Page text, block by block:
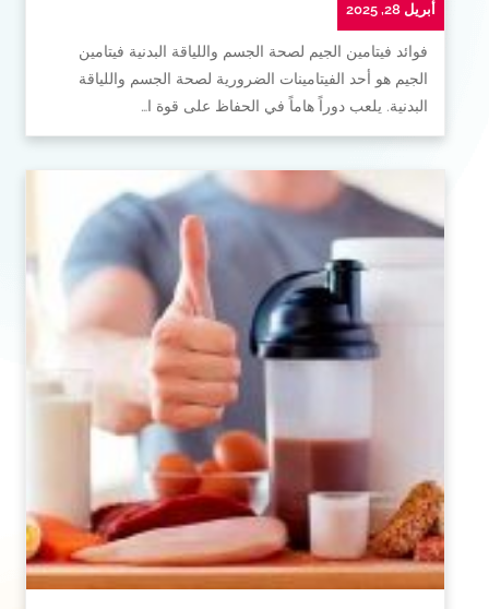
أبريل 28, 2025
فوائد فيتامين الجيم لصحة الجسم واللياقة البدنية فيتامين
الجيم هو أحد الفيتامينات الضرورية لصحة الجسم واللياقة
البدنية. يلعب دوراً هاماً في الحفاظ على قوة ا…